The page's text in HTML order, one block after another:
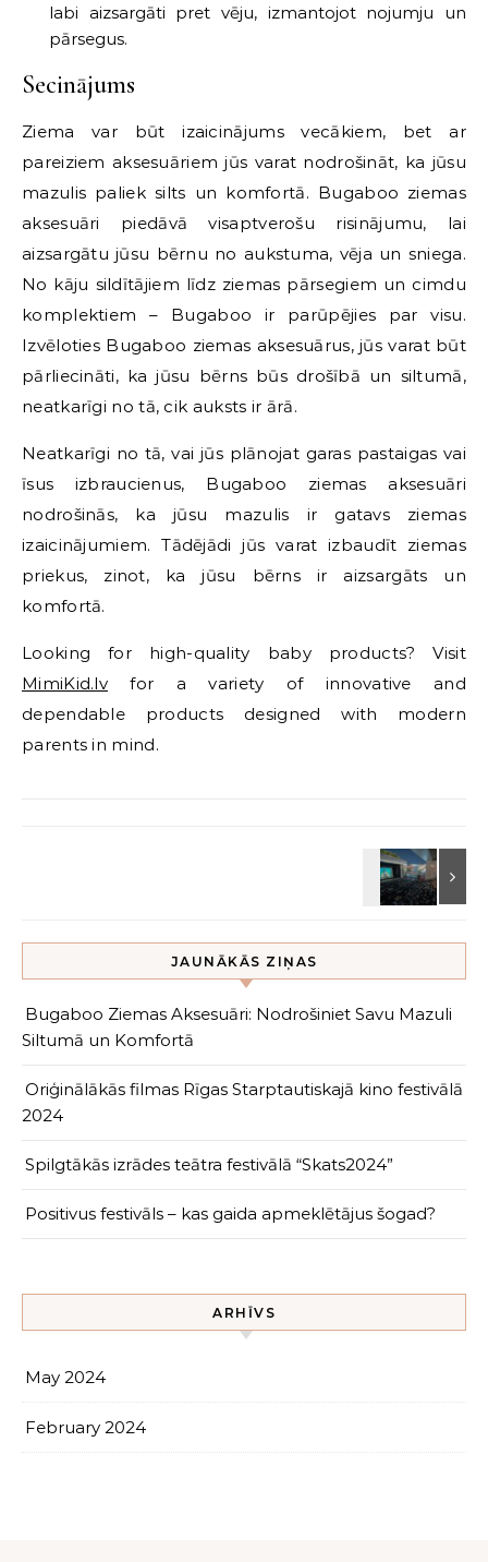
labi aizsargāti pret vēju, izmantojot nojumju un
pārsegus.
Secinājums
Ziema var būt izaicinājums vecākiem, bet ar
pareiziem aksesuāriem jūs varat nodrošināt, ka jūsu
mazulis paliek silts un komfortā. Bugaboo ziemas
aksesuāri piedāvā visaptverošu risinājumu, lai
aizsargātu jūsu bērnu no aukstuma, vēja un sniega.
No kāju sildītājiem līdz ziemas pārsegiem un cimdu
komplektiem – Bugaboo ir parūpējies par visu.
Izvēloties Bugaboo ziemas aksesuārus, jūs varat būt
pārliecināti, ka jūsu bērns būs drošībā un siltumā,
neatkarīgi no tā, cik auksts ir ārā.
Neatkarīgi no tā, vai jūs plānojat garas pastaigas vai
īsus izbraucienus, Bugaboo ziemas aksesuāri
nodrošinās, ka jūsu mazulis ir gatavs ziemas
izaicinājumiem. Tādējādi jūs varat izbaudīt ziemas
priekus, zinot, ka jūsu bērns ir aizsargāts un
komfortā.
Looking for high-quality baby products? Visit
MimiKid.lv for a variety of innovative and
dependable products designed with modern
parents in mind.
JAUNĀKĀS ZIŅAS
Bugaboo Ziemas Aksesuāri: Nodrošiniet Savu Mazuli
Siltumā un Komfortā
Oriģinālākās filmas Rīgas Starptautiskajā kino festivālā
2024
Spilgtākās izrādes teātra festivālā “Skats2024”
Positivus festivāls – kas gaida apmeklētājus šogad?
ARHĪVS
May 2024
February 2024